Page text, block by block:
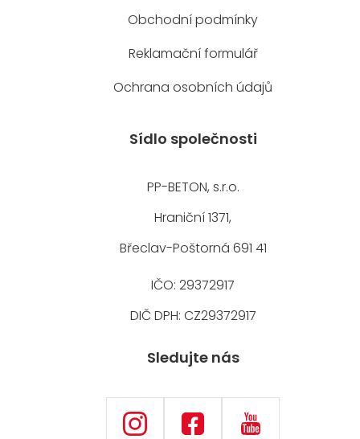
Obchodní podmínky
Reklamační formulář
Ochrana osobních údajů
Sídlo společnosti
PP-BETON, s.r.o.
Hraniční 1371,
Břeclav-Poštorná 691 41
IČO: 29372917
DIČ DPH: CZ29372917
Sledujte nás